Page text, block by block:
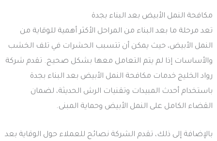
مكافحة النمل الأبيض بعد البناء بجدة
تعد مرحلة ما بعد البناء من المراحل الأكثر أهمية للوقاية من
النمل الأبيض، حيث يمكن أن تتسبب الحشرات في تلف الخشب
والأساسات إذا لم يتم التعامل معها بشكل صحيح. تقدم شركة
رواد الخليج خدمات مكافحة النمل الأبيض بعد البناء بجدة
باستخدام أحدث المبيدات وتقنيات الرش الحديثة، لضمان
القضاء الكامل على النمل الأبيض وحماية المبنى.
بالإضافة إلى ذلك، تقدم الشركة نصائح للعملاء حول الوقاية بعد